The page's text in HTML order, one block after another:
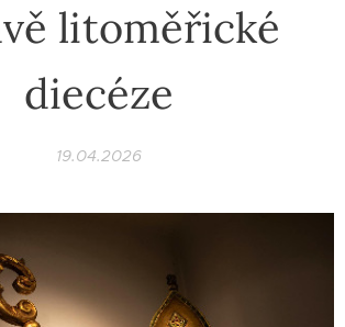
litoměřické
diecéze
19.04.2026